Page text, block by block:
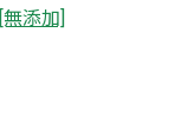
添加]